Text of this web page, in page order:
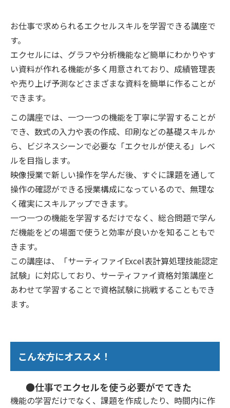
お仕事で求められるエクセルスキルを学習できる講座で
す。
エクセルには、グラフや分析機能など簡単にわかりやす
い資料が作れる機能が多く用意されており、成績管理表
や売り上げ予測などさまざまな資料を簡単に作ることが
できます。
この講座では、一つ一つの機能を丁寧に学習することが
でき、数式の入力や表の作成、印刷などの基礎スキルか
ら、ビジネスシーンで必要な「エクセルが使える」レベ
ルを目指します。
映像授業で新しい操作を学んだ後、すぐに課題を通して
操作の確認ができる授業構成になっているので、無理な
く確実にスキルアップできます。
一つ一つの機能を学習するだけでなく、総合問題で学ん
だ機能をどの場面で使うと効率が良いかを知ることもで
きます。
この講座は、「サーティファイExcel表計算処理技能認定
試験」に対応しており、サーティファイ資格対策講座と
あわせて学習することで資格試験に挑戦することもでき
ます。
こんな方にオススメ！
●仕事でエクセルを使う必要がでてきた
機能の学習だけでなく、課題を作成したり、時間内に作